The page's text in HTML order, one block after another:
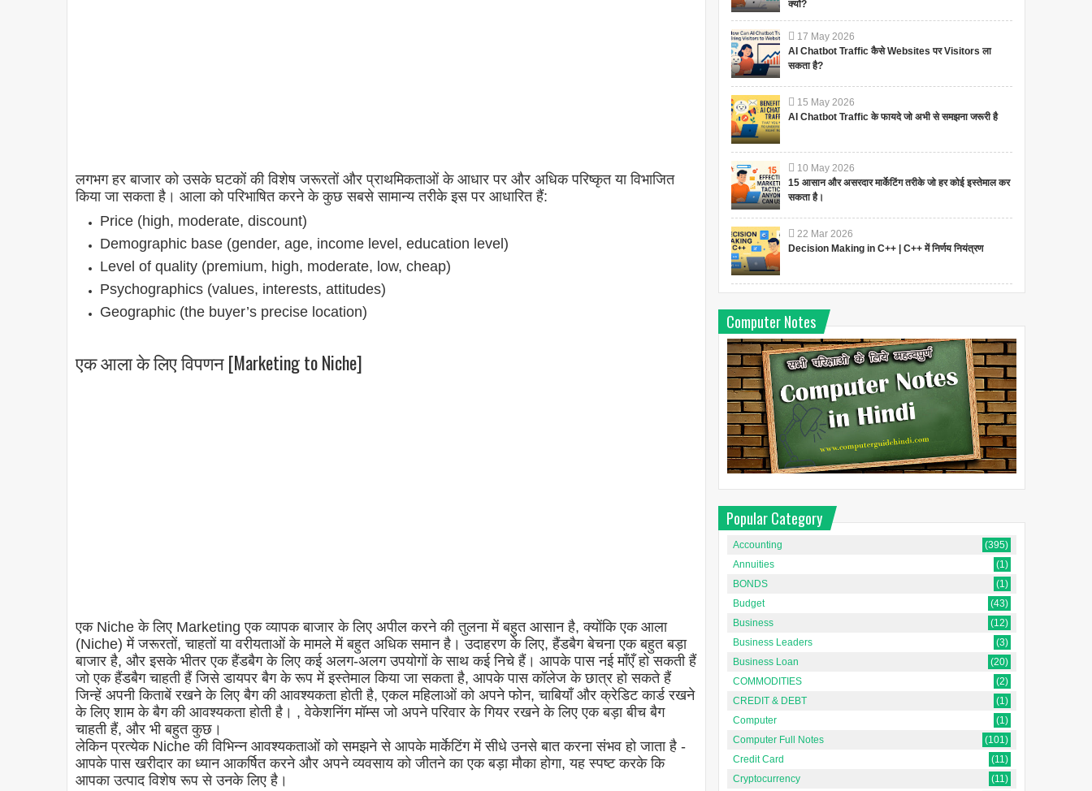
लगभग हर बाजार को उसके घटकों की विशेष जरूरतों और प्राथमिकताओं के आधार पर और अधिक परिष्कृत या विभाजित
किया जा सकता है। आला को परिभाषित करने के कुछ सबसे सामान्य तरीके इस पर आधारित हैं:
Price (high, moderate, discount)
Demographic base (gender, age, income level, education level)
Level of quality (premium, high, moderate, low, cheap)
Psychographics (values, interests, attitudes)
Geographic (the buyer’s precise location)
एक आला के लिए विपणन [Marketing to Niche]
एक Niche के लिए Marketing एक व्यापक बाजार के लिए अपील करने की तुलना में बहुत आसान है, क्योंकि एक आला
(Niche) में जरूरतों, चाहतों या वरीयताओं के मामले में बहुत अधिक समान है। उदाहरण के लिए, हैंडबैग बेचना एक बहुत बड़ा
बाजार है, और इसके भीतर एक हैंडबैग के लिए कई अलग-अलग उपयोगों के साथ कई निचे हैं। आपके पास नई माँएँ हो सकती हैं
जो एक हैंडबैग चाहती हैं जिसे डायपर बैग के रूप में इस्तेमाल किया जा सकता है, आपके पास कॉलेज के छात्र हो सकते हैं
जिन्हें अपनी किताबें रखने के लिए बैग की आवश्यकता होती है, एकल महिलाओं को अपने फोन, चाबियाँ और क्रेडिट कार्ड रखने
के लिए शाम के बैग की आवश्यकता होती है। , वेकेशनिंग मॉम्स जो अपने परिवार के गियर रखने के लिए एक बड़ा बीच बैग
चाहती हैं, और भी बहुत कुछ।
लेकिन प्रत्येक Niche की विभिन्न आवश्यकताओं को समझने से आपके मार्केटिंग में सीधे उनसे बात करना संभव हो जाता है -
आपके पास खरीदार का ध्यान आकर्षित करने और अपने व्यवसाय को जीतने का एक बड़ा मौका होगा, यह स्पष्ट करके कि
आपका उत्पाद विशेष रूप से उनके लिए है।
क्यों?
17 May 2026
AI Chatbot Traffic कैसे Websites पर Visitors ला
सकता है?
15 May 2026
AI Chatbot Traffic के फायदे जो अभी से समझना जरूरी है
10 May 2026
15 आसान और असरदार मार्केटिंग तरीके जो हर कोई इस्तेमाल कर
सकता है।
22 Mar 2026
Decision Making in C++ | C++ में निर्णय नियंत्रण
Computer Notes
Popular Category
Accounting
(395)
Annuities
(1)
BONDS
(1)
Budget
(43)
Business
(12)
Business Leaders
(3)
Business Loan
(20)
COMMODITIES
(2)
CREDIT & DEBT
(1)
Computer
(1)
Computer Full Notes
(101)
Credit Card
(11)
Cryptocurrency
(11)